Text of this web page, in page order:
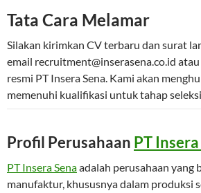
Tata Cara Melamar
Silakan kirimkan CV terbaru dan surat
email recruitment@inserasena.co.id
resmi PT Insera Sena. Kami akan
memenuhi kualifikasi untuk tahap
Profil Perusahaan PT
PT Insera Senaadalah perusahaan yang
manufaktur, khususnya dalam produksi